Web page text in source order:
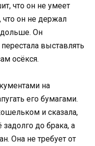
что он не умеет
что он не держал
дольше. Он
выставлять
осёкся.
на
его бумагами.
и сказала,
до брака, а
Она не требует от